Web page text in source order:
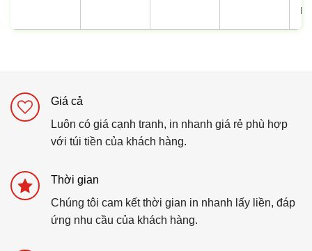
In
Giá cả
Luôn có giá cạnh tranh, in nhanh giá rẻ phù hợp
với túi tiền của khách hàng.
Thời gian
Chúng tôi cam kết thời gian in nhanh lấy liền, đáp
ứng nhu cầu của khách hàng.